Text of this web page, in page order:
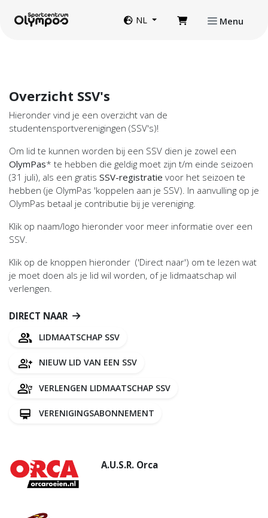
NL Menu
Overzicht SSV's
Hieronder vind je een overzicht van de
studentensportverenigingen (SSV's)!
Om lid te kunnen worden bij een SSV dien je zowel een
OlymPas* te hebben die geldig moet zijn t/m einde seizoen
(31 juli), als een gratis SSV-registratie voor het seizoen te
hebben (je OlymPas 'koppelen aan je SSV). In aanvulling op je
OlymPas betaal je contributie bij je vereniging.
Klik op naam/logo hieronder voor meer informatie over een
SSV.
Klik op de knoppen hieronder ('Direct naar') om te lezen wat
je moet doen als je lid wil worden, of je lidmaatschap wil
verlengen.
DIRECT NAAR
LIDMAATSCHAP SSV
NIEUW LID VAN EEN SSV
VERLENGEN LIDMAATSCHAP SSV
VERENIGINGSABONNEMENT
A.U.S.R. Orca